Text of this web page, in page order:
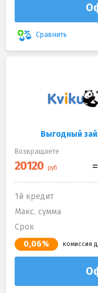
Сравнить
Выгодный
Возвращаете
1й кредит
Макс. сумма
Срок
0,06% комиссия